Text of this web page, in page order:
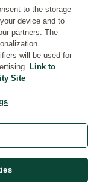
to the storage
device and to
partners. The
will be used for
Link to
Site